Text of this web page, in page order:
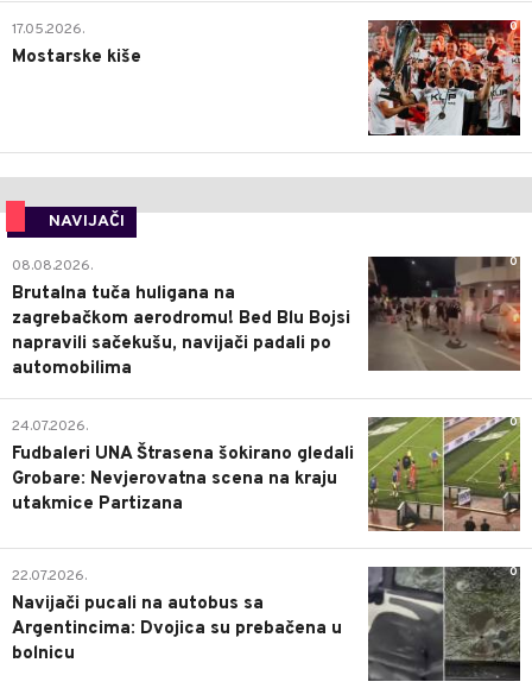
0
17.05.2026.
Mostarske kiše
NAVIJAČI
0
08.08.2026.
Brutalna tuča huligana na
zagrebačkom aerodromu! Bed Blu Bojsi
napravili sačekušu, navijači padali po
automobilima
0
24.07.2026.
Fudbaleri UNA Štrasena šokirano gledali
Grobare: Nevjerovatna scena na kraju
utakmice Partizana
0
22.07.2026.
Navijači pucali na autobus sa
Argentincima: Dvojica su prebačena u
bolnicu